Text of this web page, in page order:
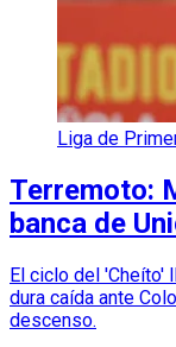
Liga de
Terremoto:
banca de
El ciclo del 'Cheíto'
dura caída ante
descenso.